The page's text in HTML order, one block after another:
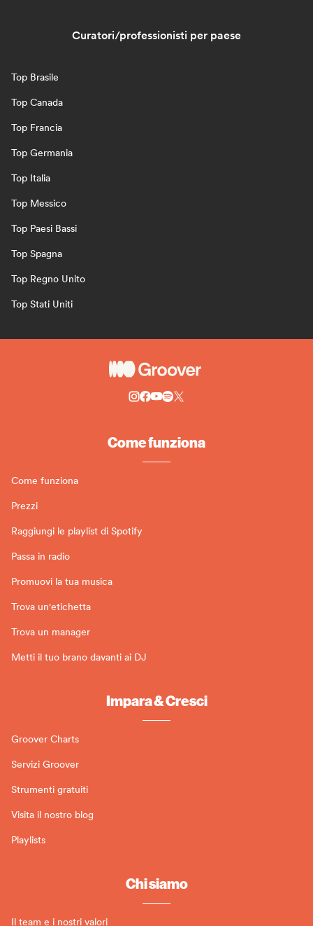
Curatori/professionisti per paese
Top Brasile
Top Canada
Top Francia
Top Germania
Top Italia
Top Messico
Top Paesi Bassi
Top Spagna
Top Regno Unito
Top Stati Uniti
Come funziona
Come funziona
Prezzi
Raggiungi le playlist di Spotify
Passa in radio
Promuovi la tua musica
Trova un'etichetta
Trova un manager
Metti il tuo brano davanti ai DJ
Impara & Cresci
Groover Charts
Servizi Groover
Strumenti gratuiti
Visita il nostro blog
Playlists
Chi siamo
Il team e i nostri valori